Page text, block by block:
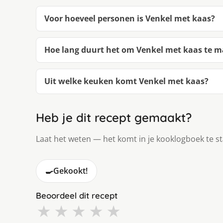
Voor hoeveel personen is Venkel met kaas?
Hoe lang duurt het om Venkel met kaas te
Uit welke keuken komt Venkel met kaas?
Heb je dit recept gemaakt?
Laat het weten — het komt in je kooklogboek te
🍳Gekookt!
Beoordeel dit recept
★ ★ ★ ★ ★